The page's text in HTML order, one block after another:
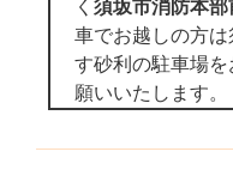
く 須坂市消防本部
車でお越しの方は
す砂利の駐車場
願いいたします。